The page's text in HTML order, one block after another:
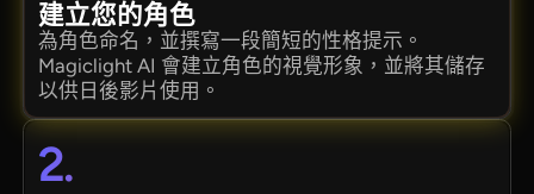
建立您的角色
為角色命名，並撰寫一段簡短的性格提示。
Magiclight AI 會建立角色的視覺形象，並將其儲存
以供日後影片使用。
2.